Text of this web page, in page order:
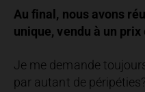
Au final, nous avons
unique, vendu à un prix
Je me demande
par autant de péripéties?